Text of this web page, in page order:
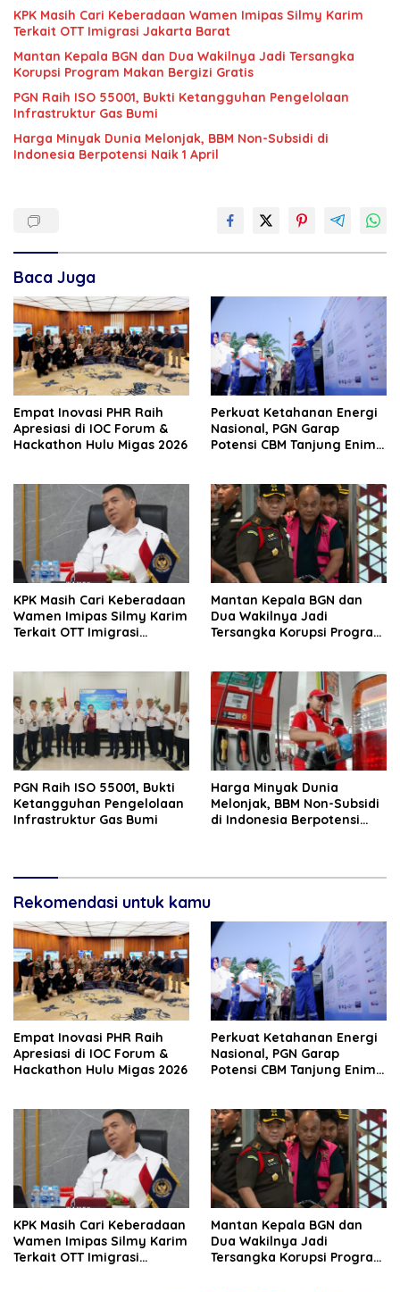
KPK Masih Cari Keberadaan Wamen Imipas Silmy Karim
Terkait OTT Imigrasi Jakarta Barat
Mantan Kepala BGN dan Dua Wakilnya Jadi Tersangka
Korupsi Program Makan Bergizi Gratis
PGN Raih ISO 55001, Bukti Ketangguhan Pengelolaan
Infrastruktur Gas Bumi
Harga Minyak Dunia Melonjak, BBM Non-Subsidi di
Indonesia Berpotensi Naik 1 April
Baca Juga
‎Empat Inovasi PHR Raih
Apresiasi di IOC Forum &
Hackathon Hulu Migas 2026
Perkuat Ketahanan Energi
Nasional, PGN Garap
Potensi CBM Tanjung Enim
KPK Masih Cari Keberadaan
Wamen Imipas Silmy Karim
Terkait OTT Imigrasi
Mantan Kepala BGN dan
Dua Wakilnya Jadi
Tersangka Korupsi Program
PGN Raih ISO 55001, Bukti
Ketangguhan Pengelolaan
Infrastruktur Gas Bumi
Harga Minyak Dunia
Melonjak, BBM Non-Subsidi
di Indonesia Berpotensi
Rekomendasi untuk kamu
‎Empat Inovasi PHR Raih
Apresiasi di IOC Forum &
Hackathon Hulu Migas 2026
Perkuat Ketahanan Energi
Nasional, PGN Garap
Potensi CBM Tanjung Enim
KPK Masih Cari Keberadaan
Wamen Imipas Silmy Karim
Terkait OTT Imigrasi
Mantan Kepala BGN dan
Dua Wakilnya Jadi
Tersangka Korupsi Program